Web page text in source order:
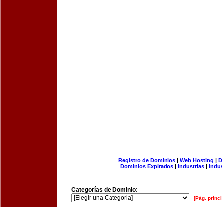
Registro de Dominios| Web Hosting |
Dominios Expirados | Industrias |
Categorías de Dominio:
[Pág.